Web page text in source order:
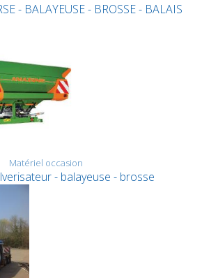
- BALAYEUSE - BROSSE - BALAIS
Matériel occasion
- balayeuse - brosse